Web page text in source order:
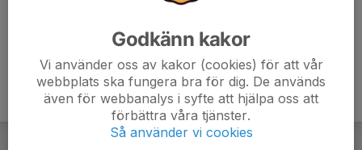
Godkänn kakor
Vi använder oss av kakor (cookies) för att vår
webbplats ska fungera bra för dig. De används
även för webbanalys i syfte att hjälpa oss att
förbättra våra tjänster.
Så använder vi cookies